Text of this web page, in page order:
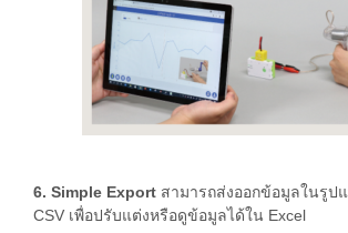
6. Simple Export สามารถส่งออกข้อมูลในรูป
CSV เพื่อปรับแต่งหรือดูข้อมูลได้ใน Excel